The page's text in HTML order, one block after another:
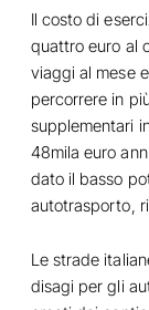
Il costo di
quattro euro al
viaggi al mese
percorrere in
supplementari
48mila euro
dato il basso
autotrasporto,
Le strade
disagi per gli